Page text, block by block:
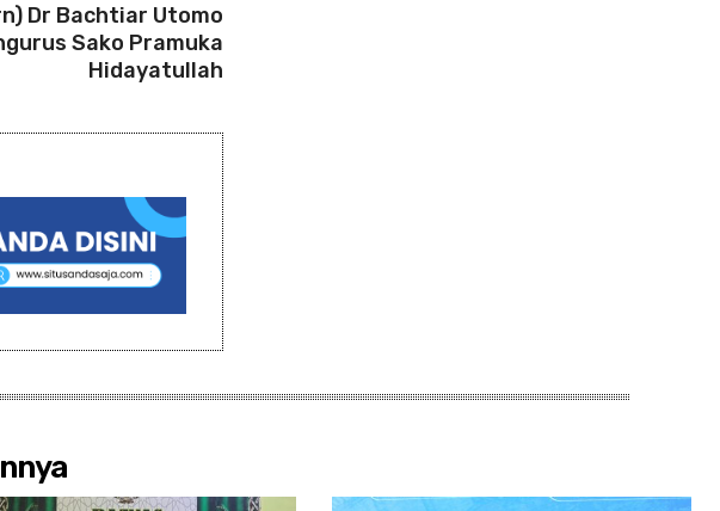
Dr Bachtiar Utomo
Sako Pramuka
Hidayatullah